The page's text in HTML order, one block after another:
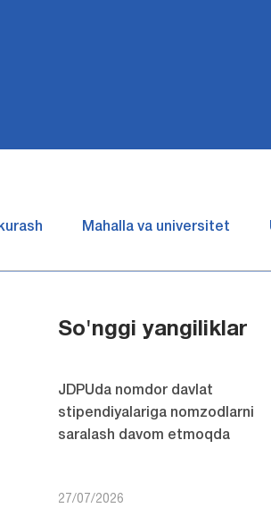
Mahalla va universitet
So'nggi yangiliklar
JDPUda nomdor davlat
stipendiyalariga nomzodlarni
saralash davom etmoqda
27/07/2026